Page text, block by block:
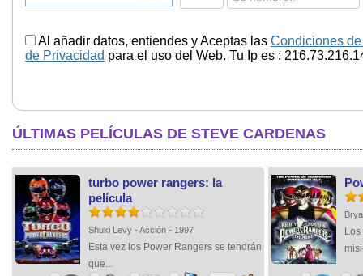
Al añadir datos, entiendes y Aceptas las Condiciones
de Privacidad para el uso del Web. Tu Ip es :
ÚLTIMAS PELÍCULAS DE STEVE CARDENAS
turbo power rangers: la
película
Shuki Levy - Acción - 1997
Esta vez los Power Rangers se tendrán
que...
Los